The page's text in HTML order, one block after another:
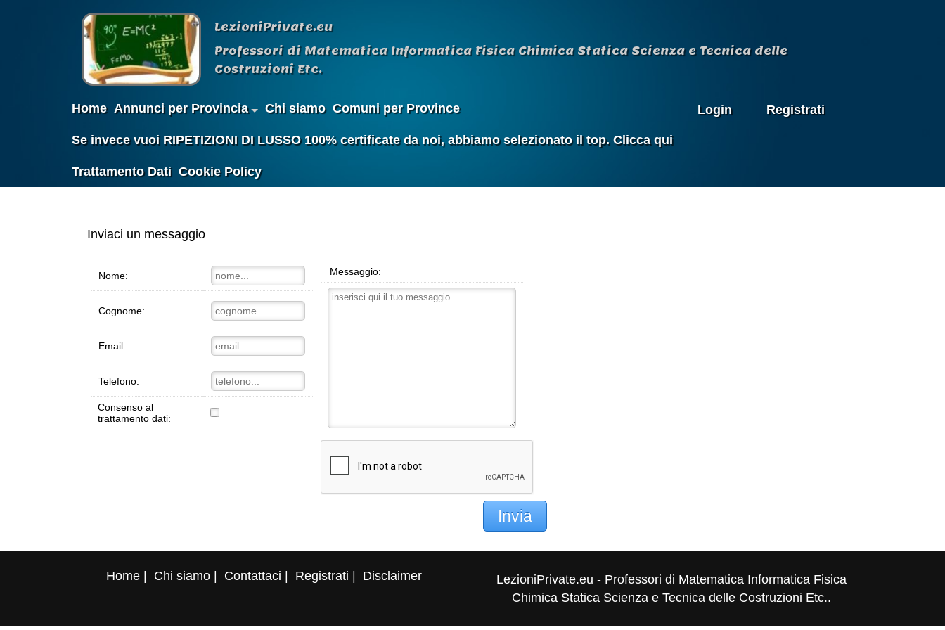
LezioniPrivate.eu
Professori di Matematica Informatica Fisica Chimica Statica Scienza e Tecnica delle
Costruzioni Etc.
Home Annunci per Provincia Chi siamo Comuni per Province
Se invece vuoi RIPETIZIONI DI LUSSO 100% certificate da noi, abbiamo selezionato il top. Clicca qui
Trattamento Dati Cookie Policy
Login Registrati
Inviaci un messaggio
Nome:
Cognome:
Email:
Telefono:
Consenso al
trattamento dati:
Messaggio:
Invia
Home Chi siamo Contattaci Registrati Disclaimer
LezioniPrivate.eu - Professori di Matematica Informatica Fisica
Chimica Statica Scienza e Tecnica delle Costruzioni Etc..